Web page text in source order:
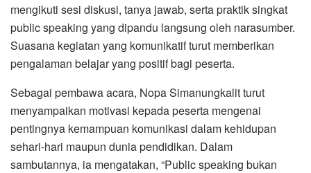
mengikuti sesi diskusi, tanya jawab, serta praktik singkat
public speaking yang dipandu langsung oleh narasumber.
Suasana kegiatan yang komunikatif turut memberikan
pengalaman belajar yang positif bagi peserta.
Sebagai pembawa acara, Nopa Simanungkalit turut
menyampaikan motivasi kepada peserta mengenai
pentingnya kemampuan komunikasi dalam kehidupan
sehari-hari maupun dunia pendidikan. Dalam
sambutannya, ia mengatakan, “Public speaking bukan